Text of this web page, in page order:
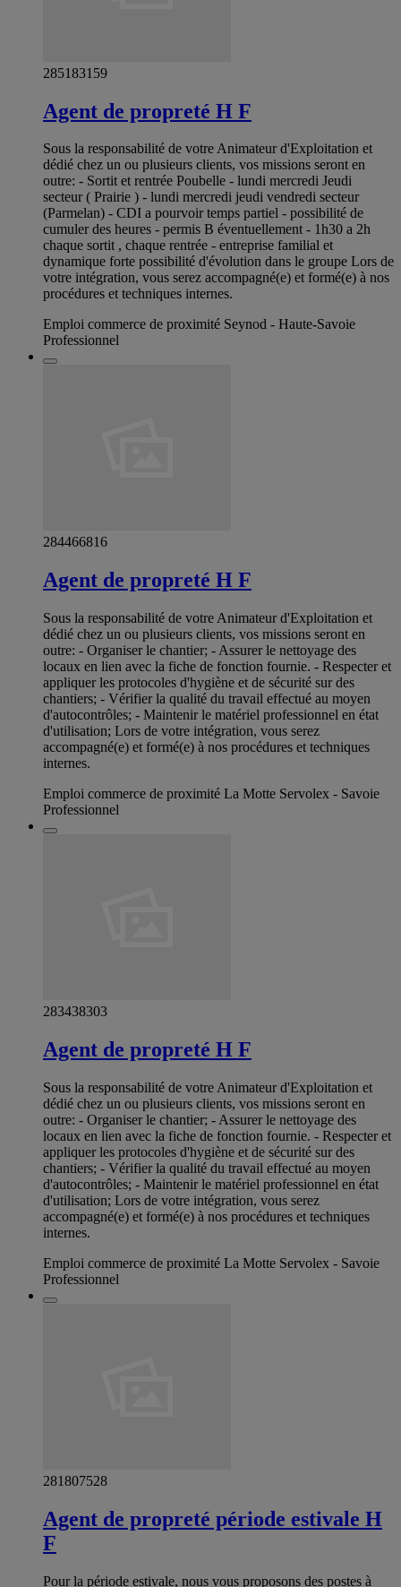
285183159
Agent de propreté H F
Sous la responsabilité de votre Animateur d'Exploitation et
dédié chez un ou plusieurs clients, vos missions seront en
outre: - Sortit et rentrée Poubelle - lundi mercredi Jeudi
secteur ( Prairie ) - lundi mercredi jeudi vendredi secteur
(Parmelan) - CDI a pourvoir temps partiel - possibilité de
cumuler des heures - permis B éventuellement - 1h30 a 2h
chaque sortit , chaque rentrée - entreprise familial et
dynamique forte possibilité d'évolution dans le groupe Lors de
votre intégration, vous serez accompagné(e) et formé(e) à nos
procédures et techniques internes.
Emploi commerce de proximité Seynod - Haute-Savoie
Professionnel
284466816
Agent de propreté H F
Sous la responsabilité de votre Animateur d'Exploitation et
dédié chez un ou plusieurs clients, vos missions seront en
outre: - Organiser le chantier; - Assurer le nettoyage des
locaux en lien avec la fiche de fonction fournie. - Respecter et
appliquer les protocoles d'hygiène et de sécurité sur des
chantiers; - Vérifier la qualité du travail effectué au moyen
d'autocontrôles; - Maintenir le matériel professionnel en état
d'utilisation; Lors de votre intégration, vous serez
accompagné(e) et formé(e) à nos procédures et techniques
internes.
Emploi commerce de proximité La Motte Servolex - Savoie
Professionnel
283438303
Agent de propreté H F
Sous la responsabilité de votre Animateur d'Exploitation et
dédié chez un ou plusieurs clients, vos missions seront en
outre: - Organiser le chantier; - Assurer le nettoyage des
locaux en lien avec la fiche de fonction fournie. - Respecter et
appliquer les protocoles d'hygiène et de sécurité sur des
chantiers; - Vérifier la qualité du travail effectué au moyen
d'autocontrôles; - Maintenir le matériel professionnel en état
d'utilisation; Lors de votre intégration, vous serez
accompagné(e) et formé(e) à nos procédures et techniques
internes.
Emploi commerce de proximité La Motte Servolex - Savoie
Professionnel
281807528
Agent de propreté période estivale H
F
Pour la période estivale, nous vous proposons des postes à